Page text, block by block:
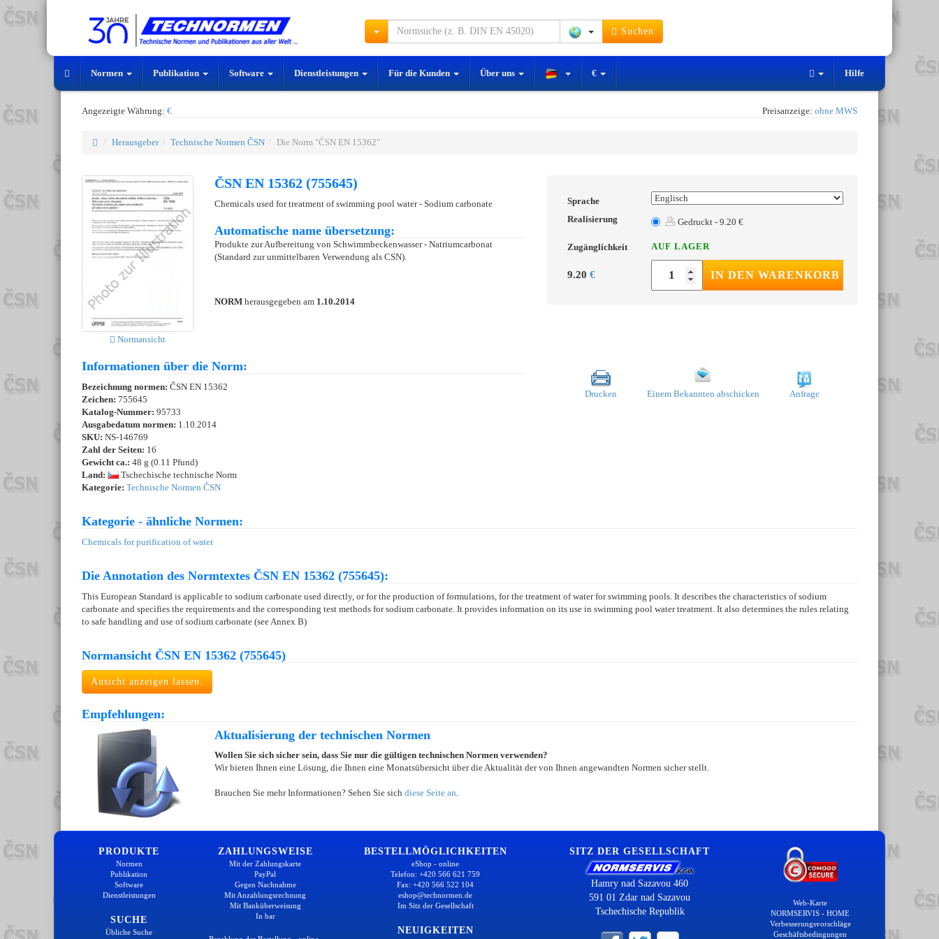
Suchen
Normen Publikation Software Dienstleistungen Für die Kunden Über uns € Hilfe
Angezeigte Währung: € Preisanzeige: ohne MWS
Herausgeber Technische Normen ČSN Die Norm "ČSN EN 15362"
Normansicht
ČSN EN 15362 (755645)
Chemicals used for treatment of swimming pool water - Sodium carbonate
Automatische name übersetzung:
Produkte zur Aufbereitung von Schwimmbeckenwasser - Natriumcarbonat
(Standard zur unmittelbaren Verwendung als CSN).
NORM herausgegeben am 1.10.2014
Sprache
Realisierung
Gedruckt - 9.20 €
Zugänglichkeit AUF LAGER
9.20 € IN DEN WARENKORB
Informationen über die Norm:
Bezeichnung normen: ČSN EN 15362
Zeichen: 755645
Katalog-Nummer: 95733
Ausgabedatum normen: 1.10.2014
SKU: NS-146769
Zahl der Seiten: 16
Gewicht ca.: 48 g (0.11 Pfund)
Land:
Tschechische technische Norm
Kategorie: Technische Normen ČSN
Drucken Einem Bekannten abschicken Anfrage
Kategorie - ähnliche Normen:
Chemicals for purification of water
Die Annotation des Normtextes ČSN EN 15362 (755645):
This European Standard is applicable to sodium carbonate used directly, or for the production of formulations, for the treatment of water for swimming pools. It describes the characteristics of sodium
carbonate and specifies the requirements and the corresponding test methods for sodium carbonate. It provides information on its use in swimming pool water treatment. It also determines the rules relating
to safe handling and use of sodium carbonate (see Annex B)
Normansicht ČSN EN 15362 (755645)
Ansicht anzeigen lassen.
Empfehlungen:
Aktualisierung der technischen Normen
Wollen Sie sich sicher sein, dass Sie nur die gültigen technischen Normen verwenden?
Wir bieten Ihnen eine Lösung, die Ihnen eine Monatsübersicht über die Aktualität der von Ihnen angewandten Normen sicher stellt.
Brauchen Sie mehr Informationen? Sehen Sie sich diese Seite an.
PRODUKTE
Normen
Publikation
Software
Dienstleistungen
SUCHE
Übliche Suche
ZAHLUNGSWEISE
Mit der Zahlungskarte
PayPal
Gegen Nachnahme
Mit Anzahlungsrechnung
Mit Banküberweisung
In bar
BESTELLMÖGLICHKEITEN
eShop - online
Telefon: +420 566 621 759
Fax: +420 566 522 104
eshop@technormen.de
Im Sitz der Gesellschaft
NEUIGKEITEN
SITZ DER GESELLSCHAFT
Hamry nad Sazavou 460
591 01 Zdar nad Sazavou
Tschechische Republik
Web-Karte
NORMSERVIS - HOME
Verbesserungsvorschläge
Geschäftsbedingungen